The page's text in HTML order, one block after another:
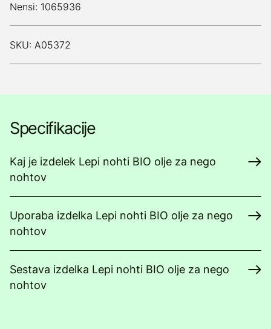
Nensi: 1065936
SKU: A05372
Specifikacije
Kaj je izdelek Lepi nohti BIO olje za nego
nohtov
Uporaba izdelka Lepi nohti BIO olje za nego
nohtov
Sestava izdelka Lepi nohti BIO olje za nego
nohtov